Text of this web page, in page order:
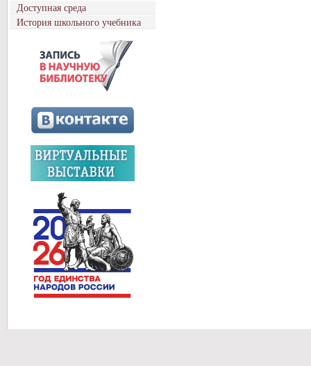
Доступная среда
История школьного учебника